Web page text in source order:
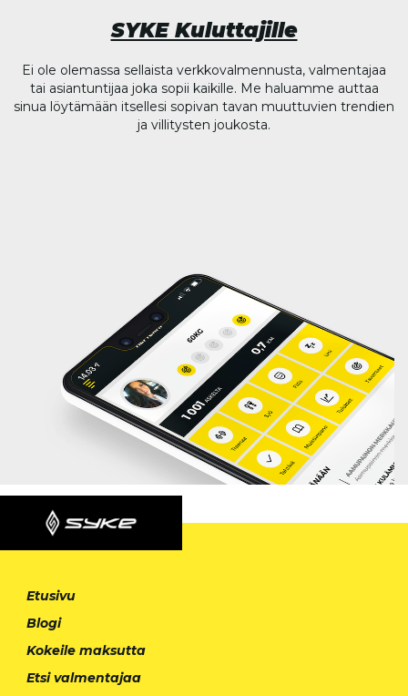
SYKE Kuluttajille
Ei ole olemassa sellaista verkkovalmennusta, valmentajaa
tai asiantuntijaa joka sopii kaikille. Me haluamme auttaa
sinua löytämään itsellesi sopivan tavan muuttuvien trendien
ja villitysten joukosta.
Etusivu
Blogi
Kokeile maksutta
Etsi valmentajaa